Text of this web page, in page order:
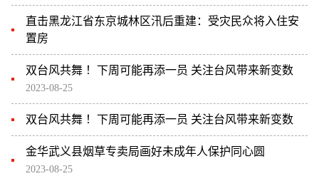
直击黑龙江省东京城林区汛后重建：受灾民众将入住安
置房
双台风共舞 ！下周可能再添一员 关注台风带来新变数
2023-08-25
双台风共舞 ！下周可能再添一员 关注台风带来新变数
金华武义县烟草专卖局画好未成年人保护同心圆
2023-08-25